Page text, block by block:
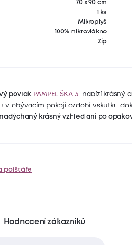
70 x 90 cm
1 ks
Mikroplyš
100% mikrovlákno
Zip
povlak PAMPELIŠKA 3nabízí krásný
v obývacím pokoji ozdobí vskutku
krásný vzhled ani po
polštáře
Hodnocení zákazníků